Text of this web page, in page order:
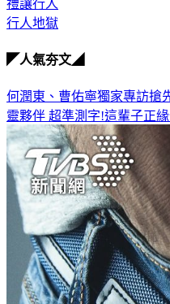
禮讓行人
行人地獄
◤人氣夯文◢
何潤東、曹佑寧獨家專訪搶
靈夥伴 超準測字!這輩子正